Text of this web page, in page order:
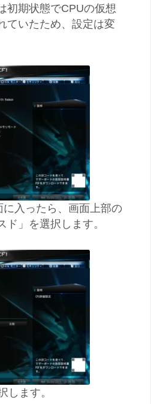
初期状態でCPUの仮想
ていたため、設定は変
入ったら、画面上部の
ド」を選択します。
します。